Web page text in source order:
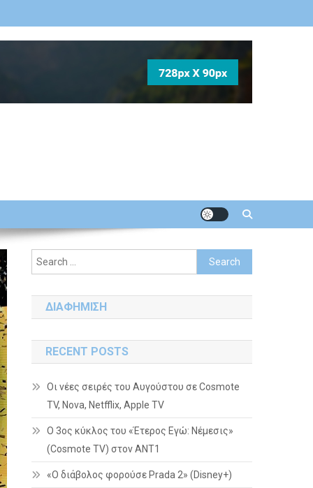
Search
for:
ΔΙΑΦΗΜΙΣΗ
RECENT POSTS
Οι νέες σειρές του Αυγούστου σε Cosmote
TV, Nova, Netfflix, Apple TV
Ο 3ος κύκλος του «Έτερος Εγώ: Νέμεσις»
(Cosmote TV) στον ΑΝΤ1
«Ο διάβολος φορούσε Prada 2» (Disney+)